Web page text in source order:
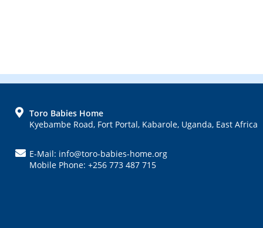
FOOTERToro Babies Home
Kyebambe Road, Fort Portal, Kabarole, Uganda, East Africa
E-Mail: info@toro-babies-home.org
Mobile Phone: +256 773 487 715